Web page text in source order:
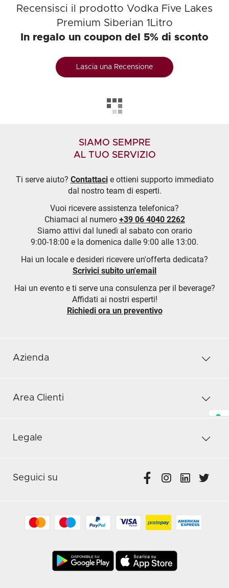
Recensisci il prodotto Vodka Five Lakes
Premium Siberian 1Litro
In regalo un coupon del 5% di sconto
Lascia una Recensione
SIAMO SEMPRE
AL TUO SERVIZIO
Ti serve aiuto? Contattacie ottieni supporto immediato
dal nostro team di esperti.
Vuoi ricevere assistenza telefonica?
Chiamaci al numero +39 06 4040 2262
Siamo attivi dal lunedì al sabato con orario
9:00-18:00 e la domenica dalle 9:00 alle 13:00.
Hai un locale e desideri ricevere un'offerta dedicata?
Scrivici subito un'email
Hai un evento e ti serve una consulenza per il beverage?
Affidati ai nostri esperti!
Richiedi ora un preventivo
Azienda
Area Clienti
Legale
Seguici su